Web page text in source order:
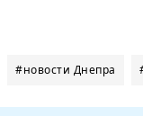
#новости Днепра